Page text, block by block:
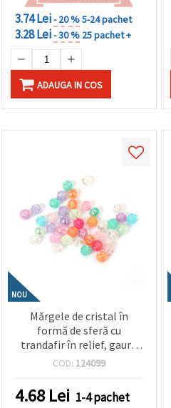
3.74 Lei- 20 %5-24 pachet
3.28 Lei- 30 % 25 pachet +
ADAUGA IN COS
NOU
Mărgele de cristal în
formă de sferă cu
trandafir în relief, gaură
de 8 mm, culori curcubeu
~80 bucăți
COD: 124099
4.68 Lei 1-4 pachet